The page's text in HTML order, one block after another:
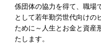
係団体の協力を得て、職場
として若年勤労世代向けの
ために～人生とお金と資産
たします。